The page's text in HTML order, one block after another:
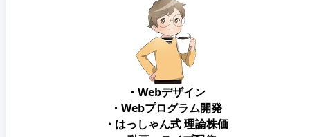
・Webデザイン
・Webプログラム開発
・はっしゃん式 理論株価